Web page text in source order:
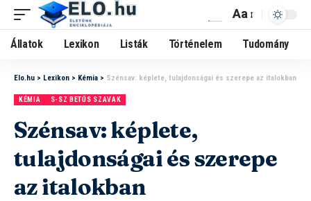
Aa
Állatok Lexikon Listák Történelem Tudomány
Elo.hu > Lexikon > Kémia > Szénsav: képlete, tulajdonságai és szerepe az italokban
KÉMIA S-SZ BETŰS SZAVAK
Szénsav: képlete,
tulajdonságai és szerepe
az italokban